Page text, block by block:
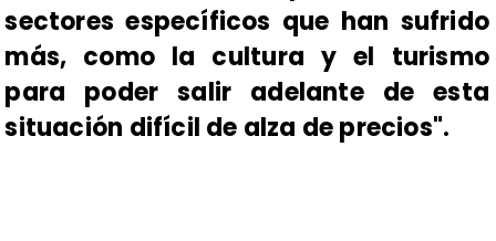
sectores específicos que han sufrido
más, como la cultura y el turismo
para poder salir adelante de esta
situación difícil de alza de precios".